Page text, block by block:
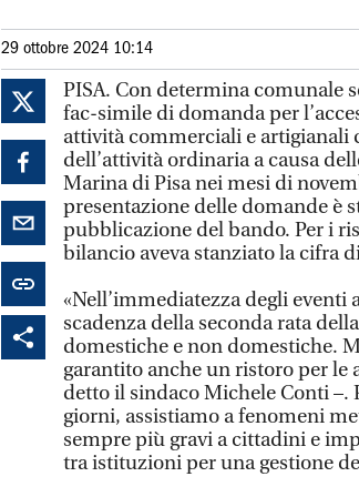
29 ottobre 2024 10:14
PISA. Con determina comunale
fac-simile di domanda per
attività commerciali e artigianali
dell’attività ordinaria a causa
Marina di Pisa nei mesi di
presentazione delle domande è
pubblicazione del bando. Per i
bilancio aveva stanziato la cifra
«Nell’immediatezza degli
scadenza della seconda rata
domestiche e non domestiche.
garantito anche un ristoro per le
detto il sindaco Michele Conti –.
giorni, assistiamo a fenomeni
sempre più gravi a cittadini e
tra istituzioni per una gestione